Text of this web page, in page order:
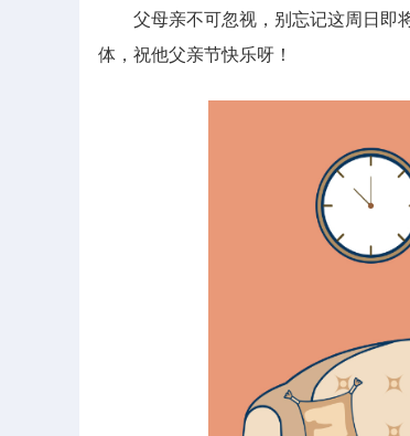
父母亲不可忽视，别忘记这周日即
体，祝他父亲节快乐呀！